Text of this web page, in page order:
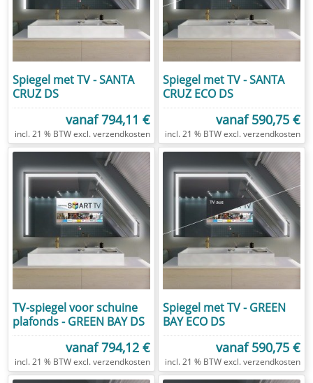
Spiegel met TV - SANTA
CRUZ DS
vanaf794,11 €
excl.verzendkosten
Spiegel met TV - SANTA
CRUZ ECO DS
vanaf590,75 €
excl.verzendkosten
TV-spiegel voor schuine
plafonds - GREEN BAY DS
vanaf794,12 €
excl.verzendkosten
Spiegel met TV - GREEN
BAY ECO DS
vanaf590,75 €
excl.verzendkosten